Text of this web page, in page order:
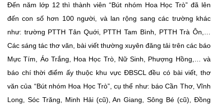
Đến năm lớp 12 thì thành viên “Bút nhóm Hoa Học Trò” đã lên
đến con số hơn 100 người, và lan rộng sang các trường khác
như: trường PTTH Tân Quới, PTTH Tam Bình, PTTH Trà Ôn,…
Các sáng tác thơ văn, bài viết thường xuyên đăng tải trên các báo
Mực Tím, Áo Trắng, Hoa Học Trò, Nữ Sinh, Phượng Hồng,… và
báo chí thời điểm ấy thuộc khu vực ĐBSCL đều có bài viết, thơ
văn của “Bút nhóm Hoa Học Trò”, cụ thể như: báo Cần Thơ, Vĩnh
Long, Sóc Trăng, Minh Hải (cũ), An Giang, Sông Bé (cũ), Đồng